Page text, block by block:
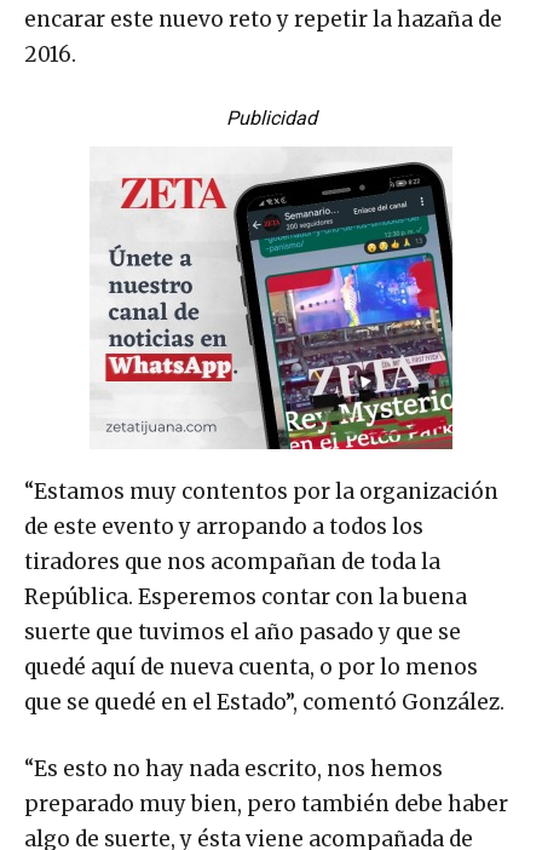
encarar este nuevo reto y repetir la hazaña de
2016.
Publicidad
“Estamos muy contentos por la organización
de este evento y arropando a todos los
tiradores que nos acompañan de toda la
República. Esperemos contar con la buena
suerte que tuvimos el año pasado y que se
quedé aquí de nueva cuenta, o por lo menos
que se quedé en el Estado”, comentó González.
“Es esto no hay nada escrito, nos hemos
preparado muy bien, pero también debe haber
algo de suerte, y ésta viene acompañada de